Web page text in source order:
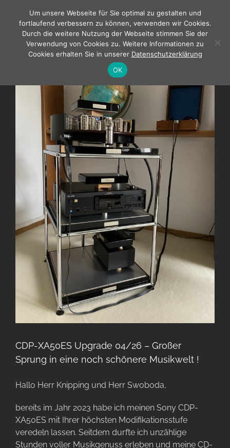
springen
CDP-XA50ES Upgrade 04/26 – Großer
Sprung in eine noch schönere Musikwelt !
Hallo Herr Knipping und Herr Swoboda,
bereits im Jahr 2023 habe ich meinen Sony CDP-
XA50ES mit Ihrer höchsten Modifikationsstufe
veredeln lassen. Seitdem durfte ich unzählige
Stunden voller Musikgenuss erleben und meine CD-
Um unsere Webseite für Sie optimal zu gestalten und
fortlaufend verbessern zu können, verwenden wir Cookies.
Durch die weitere Nutzung der Webseite stimmen Sie der
Verwendung von Cookies zu. Weitere Informationen zu
Cookies erhalten Sie in unserer Datenschutzerklärung
OK